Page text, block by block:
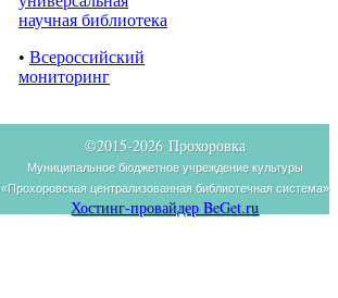
научная библиотека
• Всероссийский
мониторинг
©2015-2026 Прохоровка
Муниципальное бюджетное учреждение культуры
«Прохоровская централизованная библиотечная система»
Хостинг-провайдер BeGet.ru